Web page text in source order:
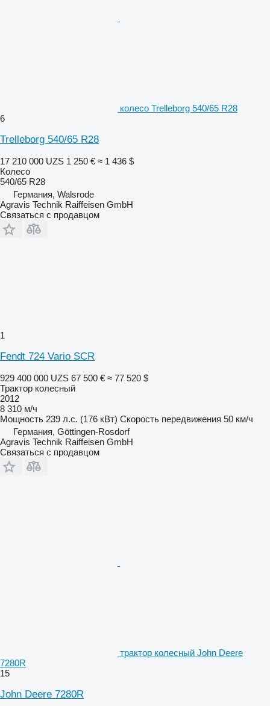
колесо Trelleborg 540/65 R28
6
Trelleborg 540/65 R28
17 210 000 UZS 1 250 € ≈ 1 436 $
Колесо
540/65 R28
Германия, Walsrode
Agravis Technik Raiffeisen GmbH
Связаться с продавцом
1
Fendt 724 Vario SCR
929 400 000 UZS 67 500 € ≈ 77 520 $
Трактор колесный
2012
8 310 м/ч
Мощность 239 л.с. (176 кВт) Скорость передвижения 50 км/ч
Германия, Göttingen-Rosdorf
Agravis Technik Raiffeisen GmbH
Связаться с продавцом
трактор колесный John Deere
7280R
15
John Deere 7280R